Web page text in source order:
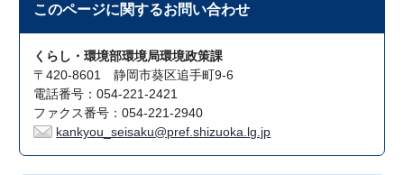
このページに関するお問い合わせ
くらし・環境部環境局環境政策課
〒420-8601 静岡市葵区追手町9-6
電話番号：054-221-2421
ファクス番号：054-221-2940
kankyou_seisaku@pref.shizuoka.lg.jp